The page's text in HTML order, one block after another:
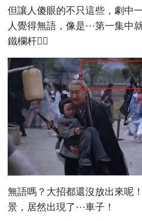
但讓人傻眼的不只這些，劇中
人覺得無語，像是⋯第一集中
鐵欄杆👇🏻
無語嗎？大招都還沒放出來呢
景，居然出現了⋯車子！